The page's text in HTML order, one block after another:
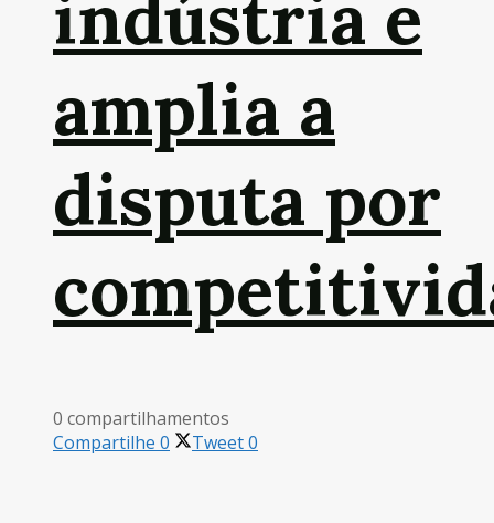
indústria e
amplia a
disputa por
0 compartilhamentos
Compartilhe 0 Tweet0